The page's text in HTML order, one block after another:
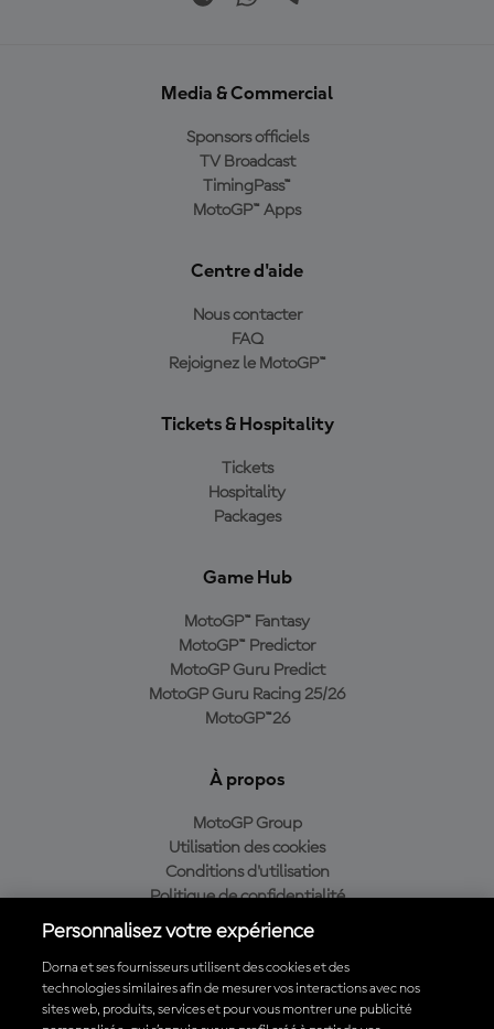
Media & Commercial
Sponsors officiels
TV Broadcast
TimingPass™
MotoGP™ Apps
Centre d'aide
Nous contacter
FAQ
Rejoignez le MotoGP™
Tickets & Hospitality
Tickets
Hospitality
Packages
Game Hub
MotoGP™ Fantasy
MotoGP™ Predictor
MotoGP Guru Predict
MotoGP Guru Racing 25/26
MotoGP™26
À propos
MotoGP Group
Utilisation des cookies
Conditions d'utilisation
Politique de confidentialité
Politique d’achat
Télécharger l'appli officielle du MotoGP™
Personnalisez votre expérience
Dorna et ses fournisseurs utilisent des cookies et des
technologies similaires afin de mesurer vos interactions avec nos
sites web, produits, services et pour vous montrer une publicité